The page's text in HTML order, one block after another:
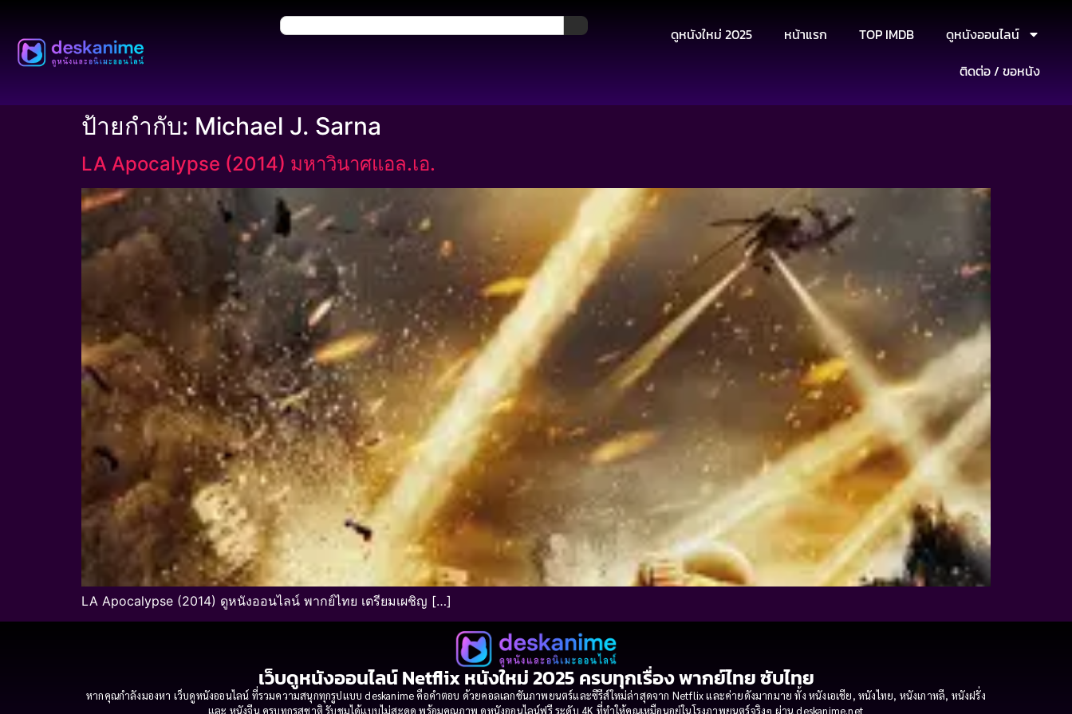
ดูหนังใหม่ 2025 หน้าแรก TOP IMDB
ดูหนังออนไลน์
ติดต่อ / ขอหนัง
ป้ายกำกับ: Michael J. Sarna
LA Apocalypse (2014) มหาวินาศแอล.เอ.
LA Apocalypse (2014) ดูหนังออนไลน์ พากย์ไทย เตรียมเผชิญ […]
เว็บดูหนังออนไลน์ Netflix หนังใหม่ 2025 ครบทุกเรื่อง พากย์ไทย ซับไทย
หากคุณกำลังมองหา เว็บดูหนังออนไลน์ ที่รวมความสนุกทุกรูปแบบ deskanime คือคำตอบ ด้วยคอลเลกชันภาพยนตร์และซีรีส์ใหม่ล่าสุดจาก Netflix และค่ายดังมากมาย ทั้ง หนังเอเชีย, หนังไทย, หนังเกาหลี, หนังฝรั่ง
และ หนังจีน ครบทุกรสชาติ รับชมได้แบบไม่สะดุด พร้อมคุณภาพ ดูหนังออนไลน์ฟรี ระดับ 4K ที่ทำให้คุณเหมือนอยู่ในโรงภาพยนตร์จริงๆ ผ่าน deskanime.net